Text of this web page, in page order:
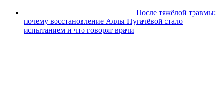
После тяжёлой травмы:
почему восстановление Аллы Пугачёвой стало
испытанием и что говорят врачи